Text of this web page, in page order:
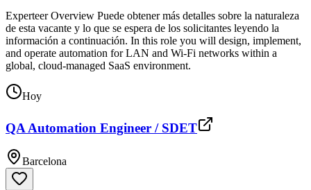
Experteer Overview Puede obtener más detalles sobre la naturaleza
de esta vacante y lo que se espera de los solicitantes leyendo la
información a continuación. In this role you will design, implement,
and operate automation for LAN and Wi‑Fi networks within a
global, cloud-managed SaaS environment.
Hoy
QA Automation Engineer / SDET
Barcelona